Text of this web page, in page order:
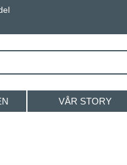
VÅR STORY